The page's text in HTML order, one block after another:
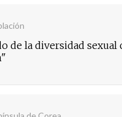
de la diversidad sexual